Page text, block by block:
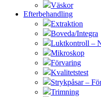
Väskor
Efterbehandling
Extraktion
Boveda/Integra
Luktkontroll –
Mikroskop
Förvaring
Kvalitetstest
Strykpåsar –
Trimning